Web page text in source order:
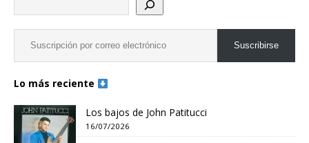
Suscribirse
Lo más reciente
Los bajos de John Patitucci
16/07/2026